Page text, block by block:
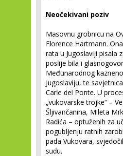
Neočekivani poziv
Masovnu grobnicu na
Florence Hartmann.
rata u Jugoslaviji pisala
poslije bila i
Međunarodnog
Jugoslaviju, te
Carle del Ponte. U
„vukovarske trojke“ –
Šljivančanina, Mileta
Radića – optuženih za
pogubljenju ratnih
pada Vukovara,
sudu.